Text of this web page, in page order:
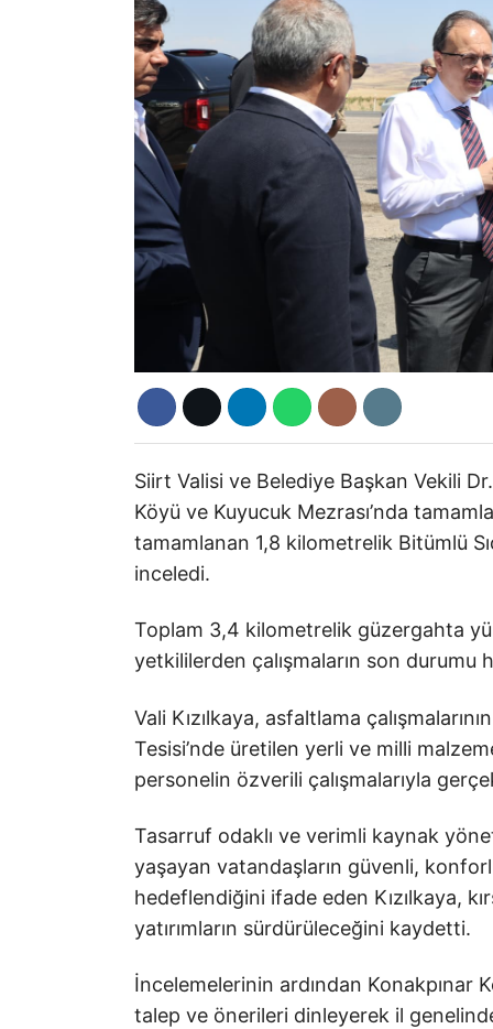
Siirt Valisi ve Belediye Başkan Vekili
Köyü ve Kuyucuk Mezrası’nda
tamamlanan 1,8 kilometrelik Bitümlü
inceledi.
Toplam 3,4 kilometrelik güzergahta
yetkililerden çalışmaların son durumu
Vali Kızılkaya, asfaltlama
Tesisi’nde üretilen yerli ve milli
personelin özverili çalışmalarıyla
Tasarruf odaklı ve verimli kaynak
yaşayan vatandaşların güvenli,
hedeflendiğini ifade eden Kızılkaya,
yatırımların sürdürüleceğini kaydetti.
İncelemelerinin ardından Konakpınar
talep ve önerileri dinleyerek il